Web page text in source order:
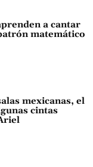
a cantar
matemático
mexicanas, el
cintas